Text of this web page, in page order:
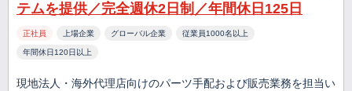
テムを提供／完全週休2日制／年間休日125日
正社員 上場企業 グローバル企業 従業員1000名以上
年間休日120日以上
現地法人・海外代理店向けのパーツ手配および販売業務を担当い